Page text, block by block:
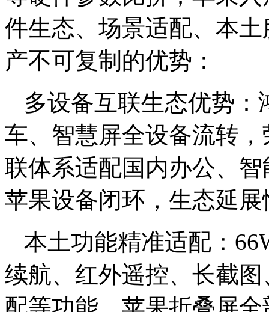
件生态、场景适配、本
产不可复制的优势：
多设备互联生态优势：
车、智慧屏全设备流转
联体系适配国内办公、
苹果设备闭环，生态延
本土功能精准适配：
续航、红外遥控、长截
配等功能，苹果折叠屏